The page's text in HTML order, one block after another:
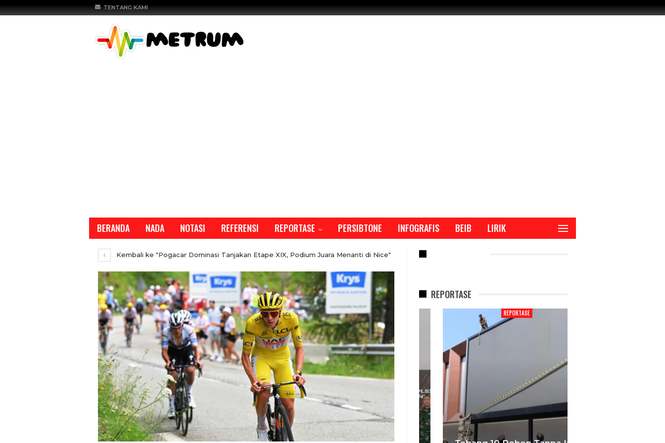
TENTANG KAMI
BERANDA NADA NOTASI REFERENSI REPORTASE PERSIBTONE INFOGRAFIS BEIB LIRIK
Kembali ke "Pogacar Dominasi Tanjakan Etape XIX, Podium Juara Menanti di Nice"
REPORTASE
REPORTASE REPORTASE REPORTASE